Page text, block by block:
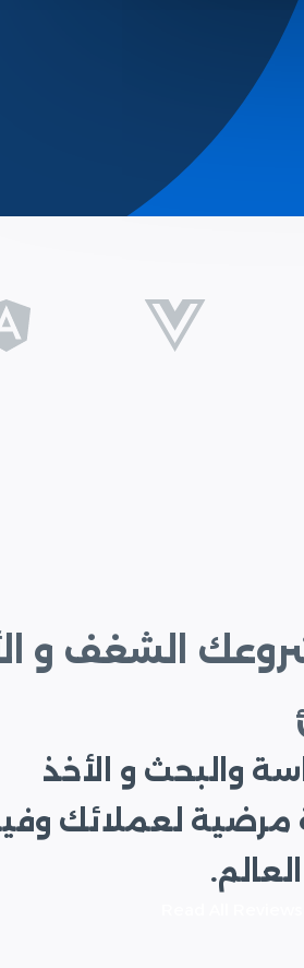
الشغف و
والبحث و الأخذ
مرضية لعملائك